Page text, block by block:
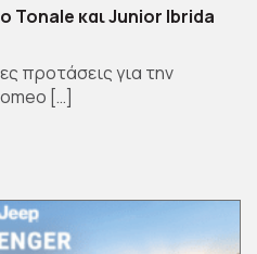
Tonale και Junior Ibrida
προτάσεις για την
[…]